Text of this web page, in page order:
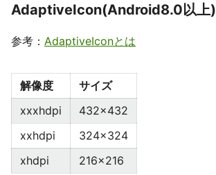
AdaptiveIcon(Android8.0以上)
参考： AdaptiveIconとは
解像度
サイズ
xxxhdpi
432x432
xxhdpi
324x324
xhdpi
216x216